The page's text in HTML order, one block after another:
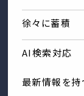
徐々に蓄積
AI検索対応
最新情報を